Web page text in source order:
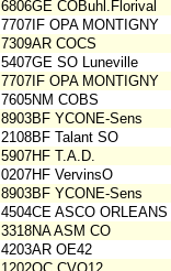
6806GE COBuhl.Florival
7707IF OPA MONTIGNY
7309AR COCS
5407GE SO Luneville
7707IF OPA MONTIGNY
7605NM COBS
8903BF YCONE-Sens
2108BF Talant SO
5907HF T.A.D.
0207HF VervinsO
8903BF YCONE-Sens
4504CE ASCO ORLEANS
3318NA ASM CO
4203AR OE42